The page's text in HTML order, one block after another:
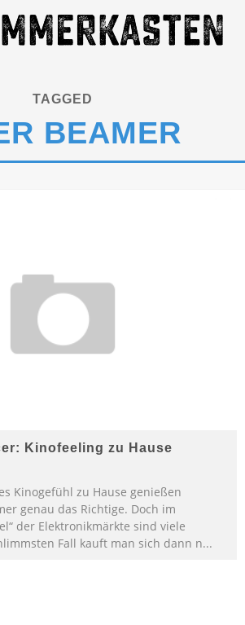
TAGGED
BEAMER
Kinofeeling zu Hause
Kinogefühl zu Hause genießen
genau das Richtige. Doch im
der Elektronikmärkte sind viele
Fall kauft man sich dann n...